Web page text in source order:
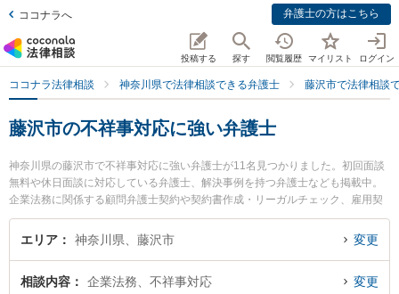
ココナラへ 弁護士の方はこちら
投稿する 探す 閲覧履歴 マイリスト ログイン
ココナラ法律相談 神奈川県で法律相談できる弁護士 藤沢市で法律相談
藤沢市の不祥事対応に強い弁護士
神奈川県の藤沢市で不祥事対応に強い弁護士が11名見つかりました。初回面談
無料や休日面談に対応している弁護士、解決事例を持つ弁護士なども掲載中。
企業法務に関係する顧問弁護士契約や契約書作成・リーガルチェック、雇用契
約書・就業規則作成等の細かな分野での絞り込み検索もでき便利です。特にベ
リーベスト法律事務所 湘南藤沢オフィスの向山 修平弁護士や湘南野村綜合法律
夜間に発生した不祥事対応のトラブルを今すぐに弁護士に相談したい』『不祥
エリア 神奈川県、藤沢市 変更
相談内容 企業法務、不祥事対応 変更